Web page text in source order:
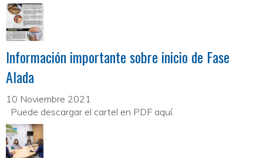
Información importante sobre inicio de Fase
Alada
10 Noviembre 2021
Puede descargar el cartel en PDF aquí.